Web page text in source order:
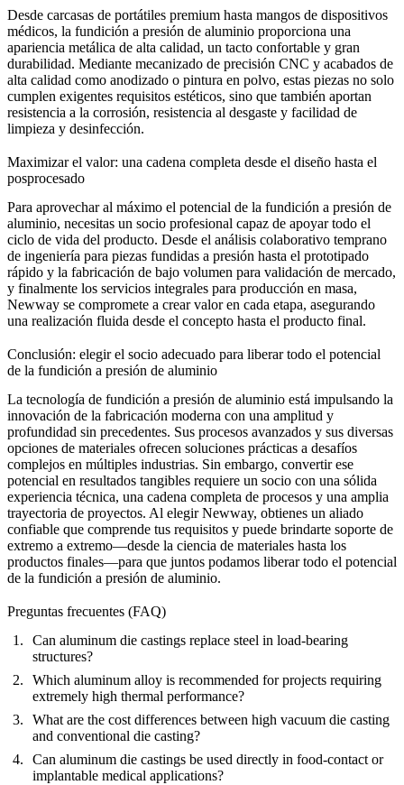
Desde carcasas de portátiles premium hasta mangos de dispositivos
médicos, la fundición a presión de aluminio proporciona una
apariencia metálica de alta calidad, un tacto confortable y gran
durabilidad. Mediante mecanizado de precisión CNC y acabados de
alta calidad como anodizado o pintura en polvo, estas piezas no solo
cumplen exigentes requisitos estéticos, sino que también aportan
resistencia a la corrosión, resistencia al desgaste y facilidad de
limpieza y desinfección.
Maximizar el valor: una cadena completa desde el diseño hasta el
posprocesado
Para aprovechar al máximo el potencial de la fundición a presión de
aluminio, necesitas un socio profesional capaz de apoyar todo el
ciclo de vida del producto. Desde el análisis colaborativo temprano
de ingeniería para piezas fundidas a presión hasta el prototipado
rápido y la fabricación de bajo volumen para validación de mercado,
y finalmente los servicios integrales para producción en masa,
Newway se compromete a crear valor en cada etapa, asegurando
una realización fluida desde el concepto hasta el producto final.
Conclusión: elegir el socio adecuado para liberar todo el potencial
de la fundición a presión de aluminio
La tecnología de fundición a presión de aluminio está impulsando la
innovación de la fabricación moderna con una amplitud y
profundidad sin precedentes. Sus procesos avanzados y sus diversas
opciones de materiales ofrecen soluciones prácticas a desafíos
complejos en múltiples industrias. Sin embargo, convertir ese
potencial en resultados tangibles requiere un socio con una sólida
experiencia técnica, una cadena completa de procesos y una amplia
trayectoria de proyectos. Al elegir Newway, obtienes un aliado
confiable que comprende tus requisitos y puede brindarte soporte de
extremo a extremo—desde la ciencia de materiales hasta los
productos finales—para que juntos podamos liberar todo el potencial
de la fundición a presión de aluminio.
Preguntas frecuentes (FAQ)
Can aluminum die castings replace steel in load-bearing
structures?
Which aluminum alloy is recommended for projects requiring
extremely high thermal performance?
What are the cost differences between high vacuum die casting
and conventional die casting?
Can aluminum die castings be used directly in food-contact or
implantable medical applications?